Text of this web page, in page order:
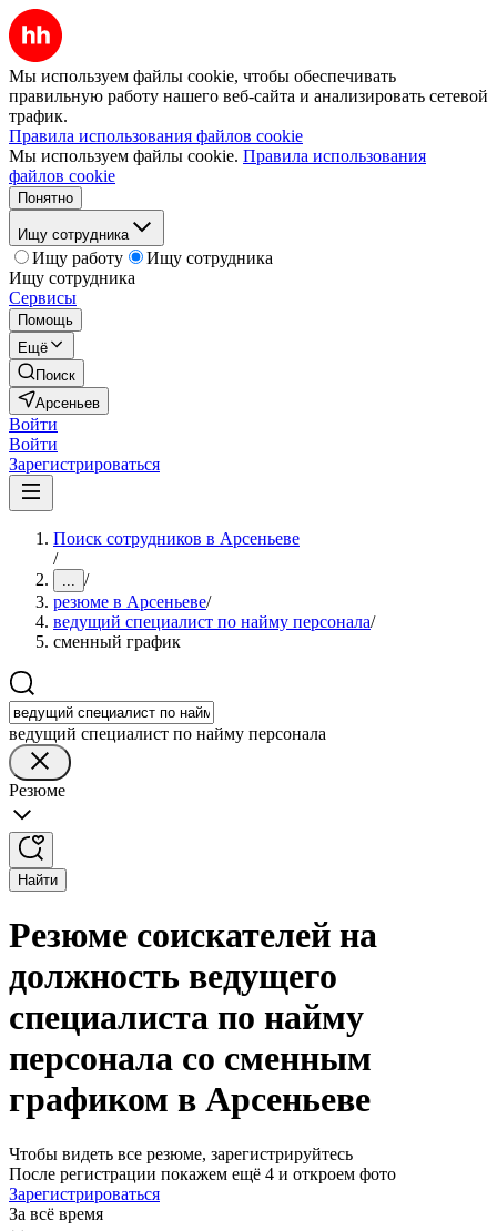
Мы используем файлы cookie, чтобы обеспечивать
правильную работу нашего веб-сайта и анализировать сетевой
трафик.
Правила использования файлов cookie
Мы используем файлы cookie. Правила использования
файлов cookie
Понятно
Ищу сотрудника
Ищу работу
Ищу сотрудника
Ищу сотрудника
Сервисы
Помощь
Ещё
Поиск
Арсеньев
Войти
Войти
Зарегистрироваться
Поиск сотрудников в Арсеньеве
/
... /
резюме в Арсеньеве/
ведущий специалист по найму персонала/
сменный график
ведущий специалист по найму персонала
Резюме
Найти
Резюме соискателей на
должность ведущего
специалиста по найму
персонала со сменным
графиком в Арсеньеве
Чтобы видеть все резюме, зарегистрируйтесь
После регистрации покажем ещё 4 и откроем фото
Зарегистрироваться
За всё время